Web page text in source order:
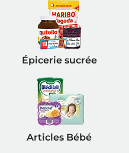
Épicerie sucrée
Articles Bébé